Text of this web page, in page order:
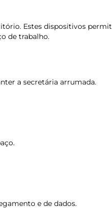
Estes dispositivos
de trabalho.
a secretária arrumada.
e de dados.